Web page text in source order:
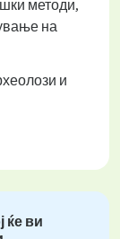
методи,
на
и
ќе ви